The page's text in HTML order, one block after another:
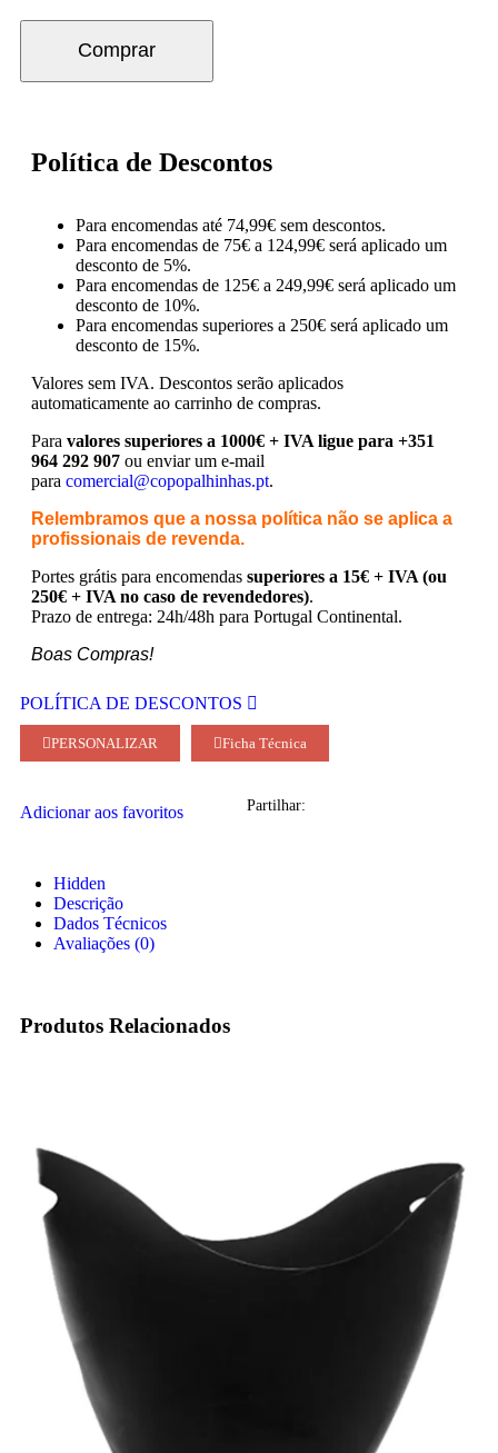
Comprar
Política de Descontos
Para encomendas até 74,99€ sem descontos.
Para encomendas de 75€ a 124,99€ será aplicado um
desconto de 5%.
Para encomendas de 125€ a 249,99€ será aplicado um
desconto de 10%.
Para encomendas superiores a 250€ será aplicado um
desconto de 15%.
Valores sem IVA. Descontos serão aplicados
automaticamente ao carrinho de compras.
Para valores superiores a 1000€ + IVA ligue para +351
964 292 907 ou enviar um e-mail
para comercial@copopalhinhas.pt.
Relembramos que a nossa política não se aplica a
profissionais de revenda.
Portes grátis para encomendas superiores a 15€ + IVA (ou
250€ + IVA no caso de revendedores).
Prazo de entrega: 24h/48h para Portugal Continental.
Boas Compras!
POLÍTICA DE DESCONTOS
PERSONALIZAR Ficha Técnica
Adicionar aos favoritos Partilhar:
Hidden
Descrição
Dados Técnicos
Avaliações (0)
Produtos Relacionados